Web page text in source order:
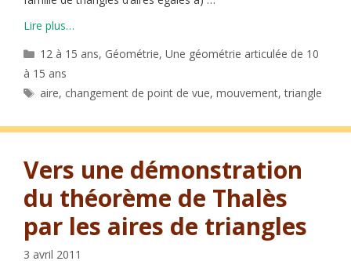
Lire plus…
Catégories
12 à 15 ans, Géométrie,Une géométrie articulée de 10
à 15 ans
Étiquettes
aire, changement de point de vue,mouvement,triangle
Vers une démonstration
du théorème de Thalès
par les aires de triangles
3 avril 2011